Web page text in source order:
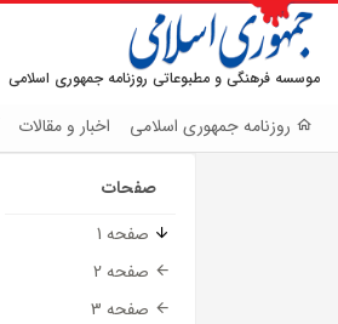
موسسه فرهنگی و مطبوعاتی روزنامه جمهوری اسلامی
روزنامه جمهوری اسلامی اخبار و مقالات
صفحات
صفحه 1
صفحه 2
صفحه 3